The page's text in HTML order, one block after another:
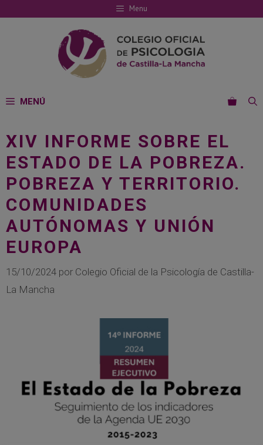
al
Menu
MENÚ
XIV INFORME SOBRE EL
ESTADO DE LA POBREZA.
POBREZA Y TERRITORIO.
COMUNIDADES
AUTÓNOMAS Y UNIÓN
EUROPA
15/10/2024 por Colegio Oficial de la Psicología de Castilla-
La Mancha